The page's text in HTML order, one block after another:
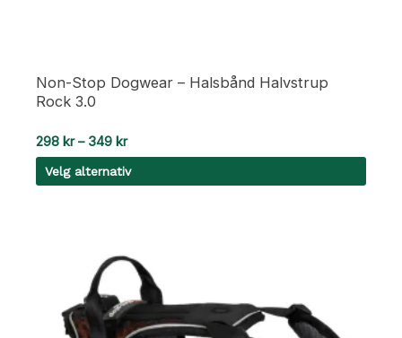
Non-Stop Dogwear – Halsbånd Halvstrup
Rock 3.0
298 kr – 349 krPrisområde:
298 kr
til
349 kr
Velg alternativ
varianter.
Alternativene